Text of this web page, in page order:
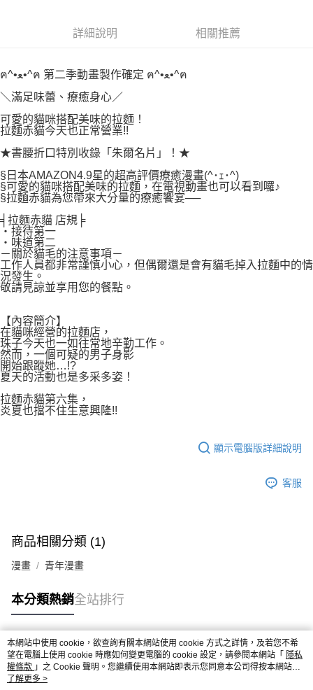
１．透過由恩沛科技股份有限公司提供之「AFTEE先享後付」服務完成之交
２．關於個人資料處理事宜，請瀏覽以下網址：
３．未成年的使用者請事先徵得法定代理人或監護人之同意方可使用
「AFTEE先享後付」，若未經同意申辦者引起之損失，本公司不負相關責
任。
４．使用「AFTEE先享後付」時，將依據個別帳號之用戶狀況，依本公司即
時審查核予不同之上限額度；若仍有額度不足之情形，本公司將視審查結果
５．嚴禁一人註冊多個帳號或使用他人資訊註冊。若發現惡意使用之情形，
恩沛科技股份有限公司將有權停止該用戶之使用額度並採取法律行動。
每筆NT$80，滿NT$500(含以上)免運費
每筆NT$80，滿NT$500(含以上)免運費
每筆NT$100，滿NT$800(含以上)免運費
國家/地區配送
詳細說明 相關推薦
ฅ^•ﻌ•^ฅ 第二季動畫製作確定 ฅ^•ﻌ•^ฅ
＼滿足味蕾、療癒身心／
可愛的貓咪搭配美味的拉麵！
拉麵赤貓今天也正常營業!!
★書腰折口特別收錄「朱爾名片」！★
§日本AMAZON4.9星的超高評價療癒漫畫(^･ｪ･^)
§可愛的貓咪搭配美味的拉麵，在電視動畫也可以看到囉♪
§拉麵赤貓為您帶來大分量的療癒饗宴──
╡拉麵赤貓 店規╞
‧接待第一
‧味道第二
－關於貓毛的注意事項－
工作人員都非常謹慎小心，但偶爾還是會有貓毛掉入拉麵中的情
況發生。
敬請見諒並享用您的餐點。
【內容簡介】
在貓咪經營的拉麵店，
珠子今天也一如往常地辛勤工作。
然而，一個可疑的男子身影
開始跟蹤她…!?
夏天的活動也是多采多姿！
拉麵赤貓第六集，
炎夏也擋不住生意興隆!!
顯示電腦版詳細說明
客服
商品相關分類 (1)
漫畫 青年漫畫
本分類熱銷全站排行
熱門標籤
本網站中使用 cookie，欲查詢有關本網站使用 cookie 方式之詳情，及若您不希
望在電腦上使用 cookie 時應如何變更電腦的 cookie 設定，請參閱本網站「 隱私
權條款 」之 Cookie 聲明。您繼續使用本網站即表示您同意本公司得按本網站使
用條款之 Cookie 聲明使用 cookie。
了解更多 >